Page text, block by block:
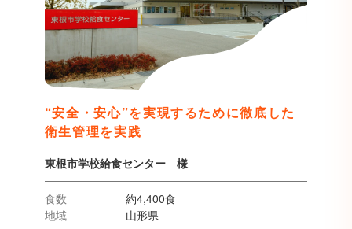
“安全・安心”を実現するために徹底した
衛生管理を実践
東根市学校給食センター 様
食数
約4,400食
地域
山形県